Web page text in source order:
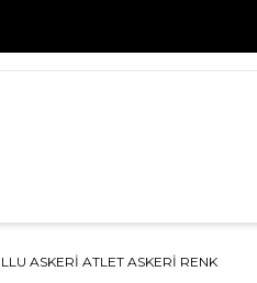
ASKERI ATLET ASKERI RENK